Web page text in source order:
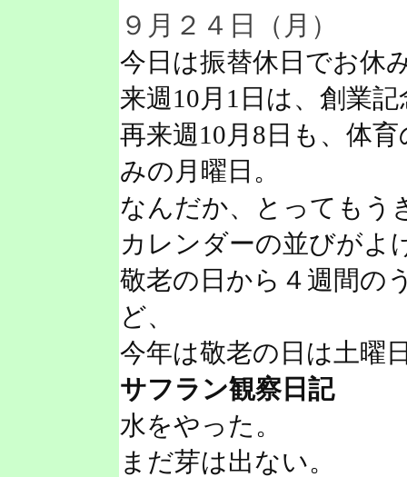
９月２４日（月）
今日は振替休日でお休
来週10月1日は、創業
再来週10月8日も、体
みの月曜日。
なんだか、とってもう
カレンダーの並びがよ
敬老の日から４週間の
ど、
今年は敬老の日は土曜
サフラン観察日記
水をやった。
まだ芽は出ない。